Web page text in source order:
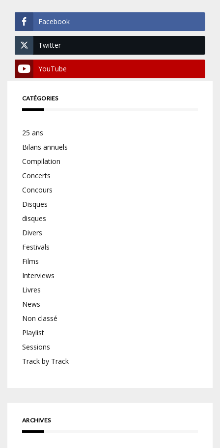
Facebook
Twitter
YouTube
CATÉGORIES
25 ans
Bilans annuels
Compilation
Concerts
Concours
Disques
disques
Divers
Festivals
Films
Interviews
Livres
News
Non classé
Playlist
Sessions
Track by Track
ARCHIVES